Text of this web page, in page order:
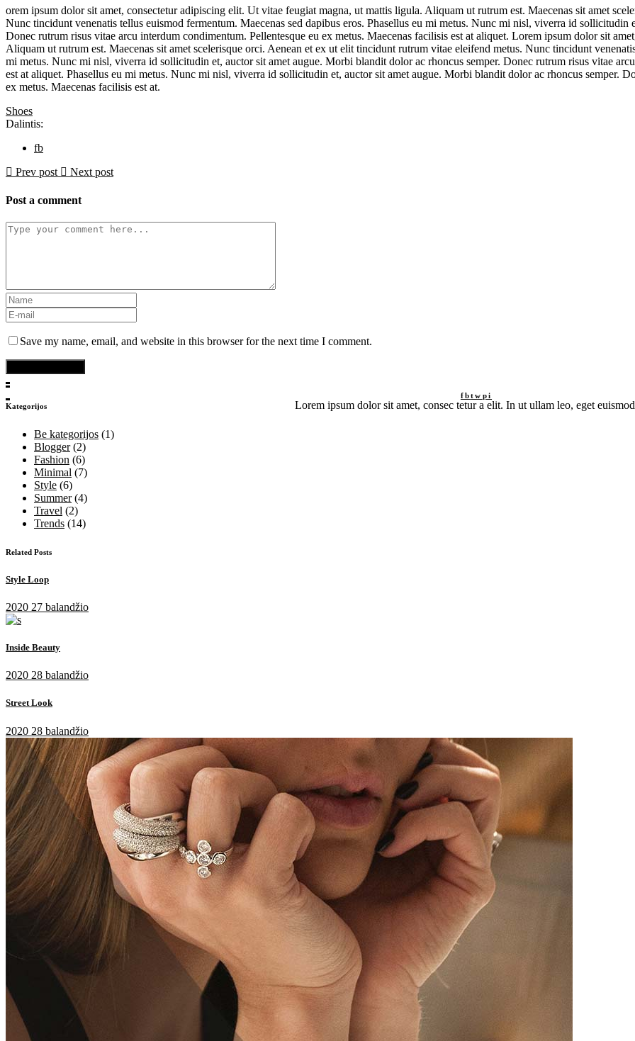
orem ipsum dolor sit amet, consectetur adipiscing elit. Ut vitae feugiat magna, ut mattis ligula. Aliquam ut rutrum est. Maecenas sit amet
Nunc tincidunt venenatis tellus euismod fermentum. Maecenas sed dapibus eros. Phasellus eu mi metus. Nunc mi nisl, viverra id
Donec rutrum risus vitae arcu interdum condimentum. Pellentesque eu ex metus. Maecenas facilisis est at aliquet. Lorem ipsum dolor sit
Aliquam ut rutrum est. Maecenas sit amet scelerisque orci. Aenean et ex ut elit tincidunt rutrum vitae eleifend metus. Nunc tincidunt
mi metus. Nunc mi nisl, viverra id sollicitudin et, auctor sit amet augue. Morbi blandit dolor ac rhoncus semper. Donec rutrum risus vitae
est at aliquet. Phasellus eu mi metus. Nunc mi nisl, viverra id sollicitudin et, auctor sit amet augue. Morbi blandit dolor ac rhoncus semper.
ex metus. Maecenas facilisis est at.
Shoes
Dalintis:
fb
Prev post
Next post
Post a comment
Save my name, email, and website in this browser for the next time I comment.
Lorem ipsum dolor sit amet, consec tetur a elit. In ut ullam leo, eget
fbtw pi
Kategorijos
Be kategorijos (1)
Blogger(2)
Fashion (6)
Minimal (7)
Style (6)
Summer(4)
Travel (2)
Trends (14)
Related Posts
Style Loop
2020 27 balandžio
Inside Beauty
2020 28 balandžio
Street Look
2020 28 balandžio